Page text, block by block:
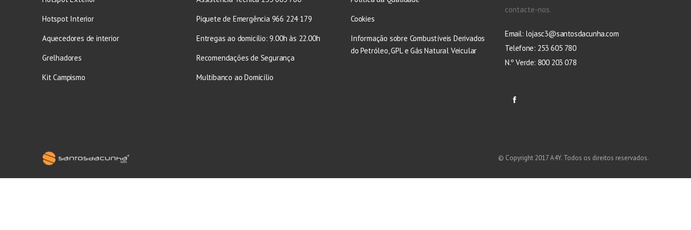
Hotspot Interior
Aquecedores de interior
Grelhadores
Kit Campismo
Piquete de Emergência 966 224 179
Entregas ao domicílio: 9.00h às 22.00h
Recomendações de Segurança
Multibanco ao Domicílio
Cookies
Informação sobre Combustíveis Derivados
do Petróleo, GPL e Gás Natural Veicular
contacte-nos.
Email: lojasc3@santosdacunha.com
Telefone: 253 605 780
N.º Verde: 800 203 078
© Copyright 2017 A4Y. Todos os direitos reservados.